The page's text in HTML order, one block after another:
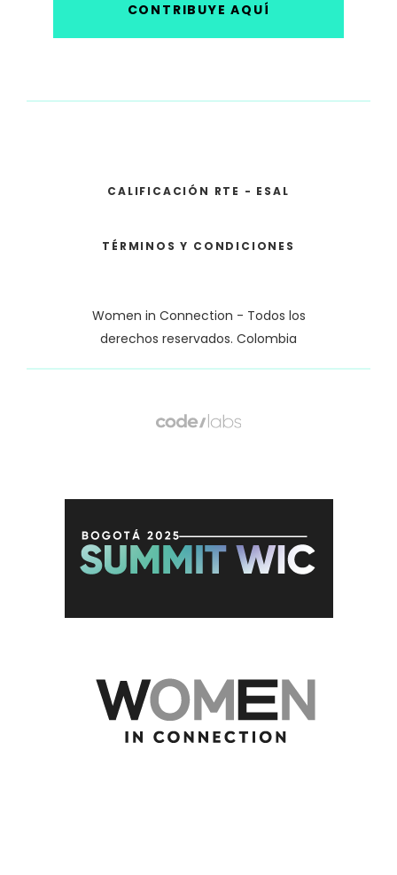
CONTRIBUYE AQUÍ
Women in Connection - Todos los
derechos reservados. Colombia
TÉRMINOS Y CONDICIONES
CALIFICACIÓN RTE - ESAL